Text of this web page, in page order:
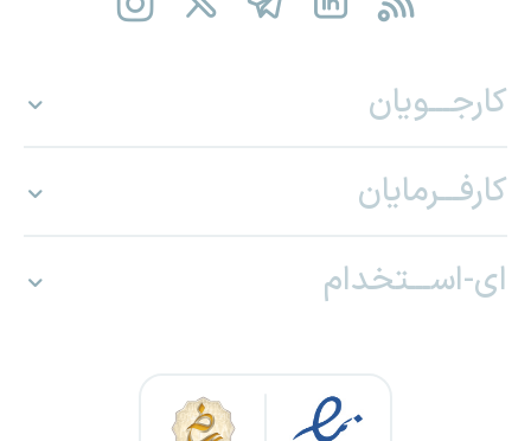
کارجـــویان
کارفـــرمایان
ای-اســـتخدام